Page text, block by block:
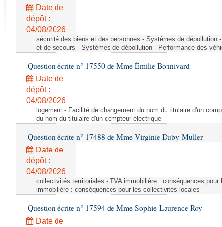
Rapports législatifs
Rapports sur l'application des lois
Baromètre de l’application des lois
Dossiers législatifs
Budget et sécurité sociale
Questions écrites et orales
Comptes rendus des débats
Date de
dépôt :
04/08/2026
sécurité des biens et des personnes - Systèmes de dépollution
et de secours - Systèmes de dépollution - Performance des
Question écrite n° 17550 de Mme Émilie Bonnivard
Date de
dépôt :
04/08/2026
logement - Facilité de changement du nom du titulaire d'un
du nom du titulaire d'un compteur électrique
Question écrite n° 17488 de Mme Virginie Duby-Muller
Date de
dépôt :
04/08/2026
collectivités territoriales - TVA immobilière : conséquences
immobilière : conséquences pour les collectivités locales
Question écrite n° 17594 de Mme Sophie-Laurence Roy
Date de